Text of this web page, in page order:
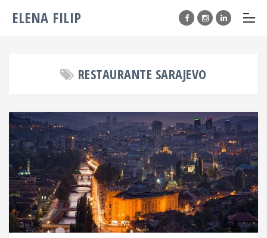
ELENA FILIP
RESTAURANTE SARAJEVO